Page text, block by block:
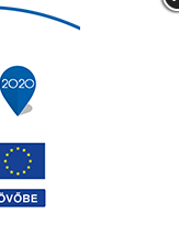
cseréltük
fel a lombok
helyen és
iránt. Mielőtt
rádió híreiben
és kaptak
Végül is Magó
engedélyt